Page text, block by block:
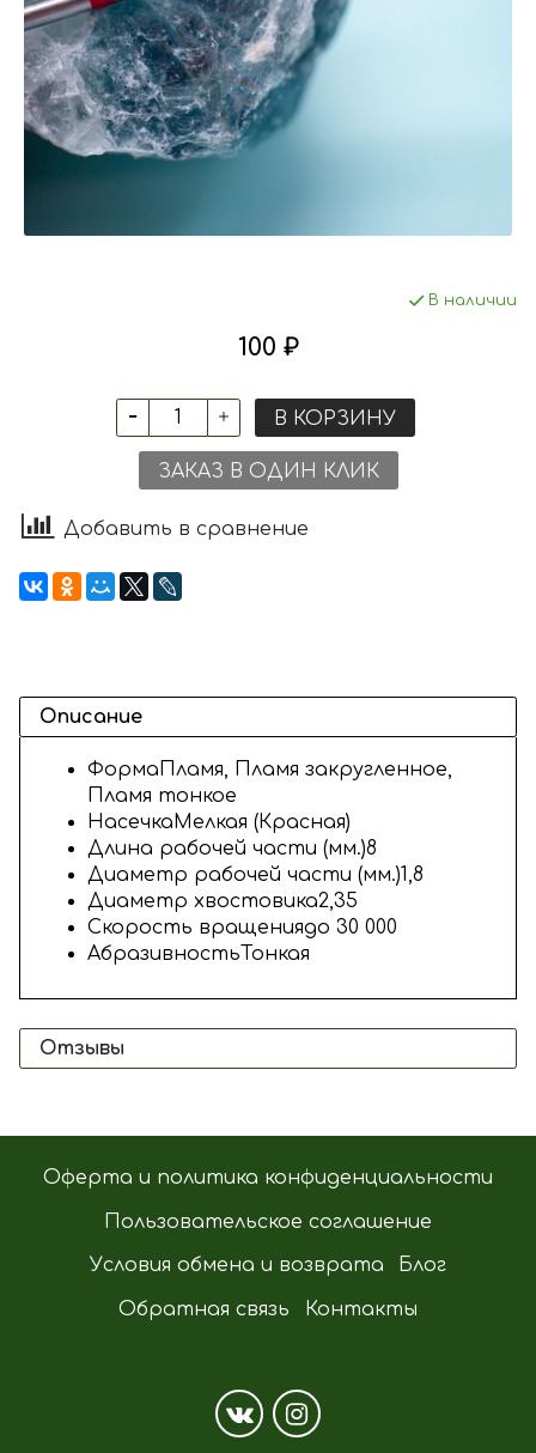
В наличии
100 ₽
В КОРЗИНУ
ЗАКАЗ В ОДИН КЛИК
Добавить в сравнение
Описание
ФормаПламя, Пламя закругленное,
Пламя тонкое
НасечкаМелкая (Красная)
Длина рабочей части (мм.)8
Диаметр рабочей части (мм.) 1,8
Диаметр хвостовика2,35
Скорость вращениядо 30 000
Абразивность Тонкая
Отзывы
Оферта и политика конфиденциальности
Пользовательское соглашение
Условия обмена и возврата Блог
Обратная связь Контакты